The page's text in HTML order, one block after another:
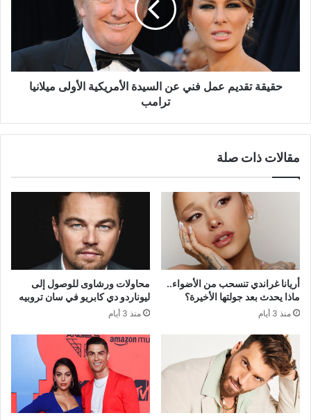
ميلانيا
ترامبحقيقة تقديم عمل فني عن السيدة الأمريكية الأولى ميلانيا
ترامب
مقالات ذات صلة
أريانا غراندي تنسحب من الأضواء..
ماذا يحدث بعد جولتها الأخيرة؟
منذ 3 أيام
محاولات ورشاوى للوصول إلى
ليوناردو دي كابريو في سان تروبيه
منذ 3 أيام